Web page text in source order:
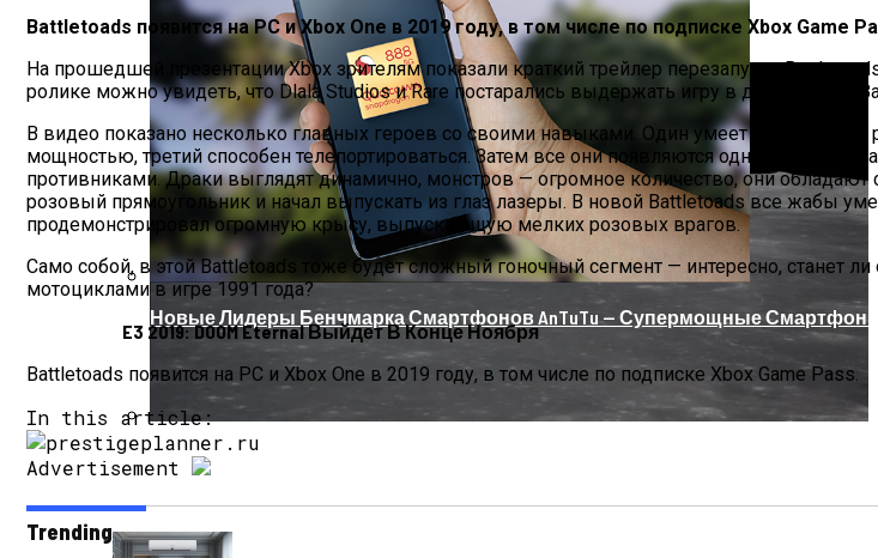
В Нидерландах Придумали Способ Очистить Реки От Пластика
Китай Готовит Путешествие К Луне
Новые Лидеры Бенчмарка Смартфонов AnTuTu — Супермощные Смартфоны
Battletoads появится на PC и Xbox One в 2019 году, в том числе по подписке Xbox Game
На прошедшей презентации Xbox зрителям показали краткий трейлер перезапуска
ролике можно увидеть, что Dlala Studios и Rare постарались выдержать игру в духе первой
В видео показано несколько главных героев со своими навыками. Один умеет
мощностью, третий способен телепортироваться. Затем все они появляются одновременно
противниками. Драки выглядят динамично, монстров — огромное количество, они
розовый прямоугольник и начал выпускать из глаз лазеры. В новой Battletoads все жабы
продемонстрировал огромную крысу, выпускающую мелких розовых врагов.
Само собой, в этой Battletoads тоже будет сложный гоночный сегмент — интересно, станет
мотоциклами в игре 1991 года?
E3 2019: DOOM Eternal Выйдет В Конце Ноября
Battletoads появится на PC и Xbox One в 2019 году, в том числе по подписке Xbox Game Pass.
In this article:
Advertisement
Trending